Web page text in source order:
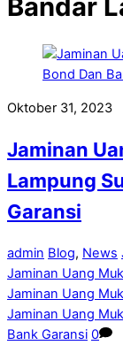
Bandar
Oktober 31, 2023
Jaminan
Lampung
Garansi
admin Blog, News
Jaminan Uang
Jaminan Uang
Jaminan Uang
Bank Garansi 0